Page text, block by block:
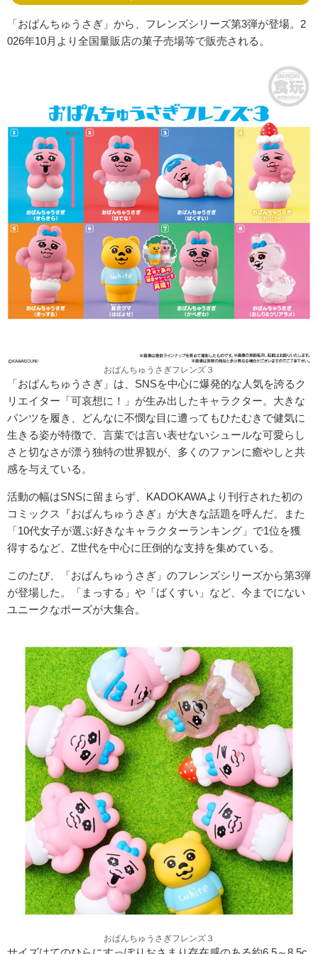
「おぱんちゅうさぎ」から、フレンズシリーズ第3弾が登場。2
026年10月より全国量販店の菓子売場等で販売される。
おぱんちゅうさぎフレンズ３
「おぱんちゅうさぎ」は、SNSを中心に爆発的な人気を誇るク
リエイター「可哀想に！」が生み出したキャラクター。大きな
パンツを履き、どんなに不憫な目に遭ってもひたむきで健気に
生きる姿が特徴で、言葉では言い表せないシュールな可愛らし
さと切なさが漂う独特の世界観が、多くのファンに癒やしと共
感を与えている。
活動の幅はSNSに留まらず、KADOKAWAより刊行された初の
コミックス『おぱんちゅうさぎ』が大きな話題を呼んだ。また
「10代女子が選ぶ好きなキャラクターランキング」で1位を獲
得するなど、Z世代を中心に圧倒的な支持を集めている。
このたび、「おぱんちゅうさぎ」のフレンズシリーズから第3弾
が登場した。「まっする」や「ばくすい」など、今までにない
ユニークなポーズが大集合。
おぱんちゅうさぎフレンズ３